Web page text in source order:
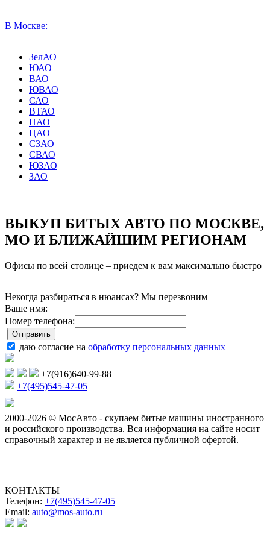
В Москве:
ЗелАО
ЮАО
ВАО
ЮВАО
САО
ВТАО
НАО
ЦАО
СЗАО
СВАО
ЮЗАО
ЗАО
ВЫКУП БИТЫХ АВТО ПО МОСКВЕ,
МО И БЛИЖАЙШИМ РЕГИОНАМ
Офисы по всей столице – приедем к вам максимально быстро
Некогда разбираться в нюансах? Мы перезвоним
Ваше имя:
Номер телефона:
даю согласие на обработку персональных данных
+7(916)640-99-88
+7(495)545-47-05
2000-2026 © МосАвто - скупаем битые машины иностранного
и российского производства. Вся информация на сайте носит
справочный характер и не является публичной офертой.
КОНТАКТЫ
Телефон: +7(495)545-47-05
Email: auto@mos-auto.ru